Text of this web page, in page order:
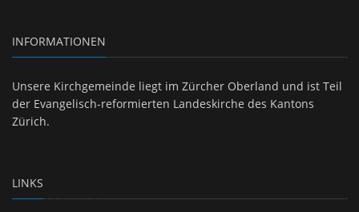
INFORMATIONEN
Unsere Kirchgemeinde liegt im Zürcher Oberland und ist Teil
der Evangelisch-reformierten Landeskirche des Kantons
Zürich.
LINKS